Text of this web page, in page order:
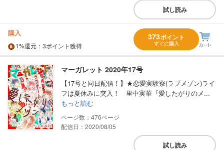
試し読み
購入
1%還元 ：3ポイント獲得
373ポイント
すぐに購入
マーガレット 2020年17号
【17号と同日配信！】★恋愛実験寮(ラブメゾン)ライ
フは夏休みに突入！ 里中実華『愛したがりのメ...
もっと読む
476
配信日：2020/08/05
試し読み